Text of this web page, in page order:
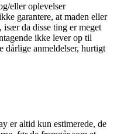
eller oplevelser
garantere, at maden eller
da disse ting er meget
ikke lever op til
dårlige anmeldelser, hurtigt
er altid kun estimerede, de